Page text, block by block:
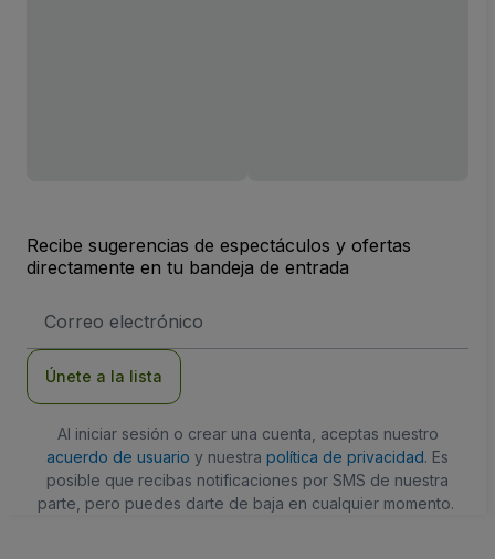
Recibe sugerencias de espectáculos y ofertas
directamente en tu bandeja de entrada
de
Únete a la lista
Al iniciar sesión o crear una cuenta, aceptas nuestro
acuerdo de usuario y nuestra política de privacidad. Es
posible que recibas notificaciones por SMS de nuestra
parte, pero puedes darte de baja en cualquier momento.